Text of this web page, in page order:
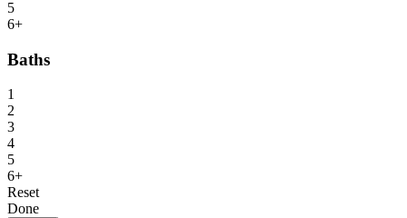
5
6+
Baths
1
2
3
4
5
6+
Reset
Done